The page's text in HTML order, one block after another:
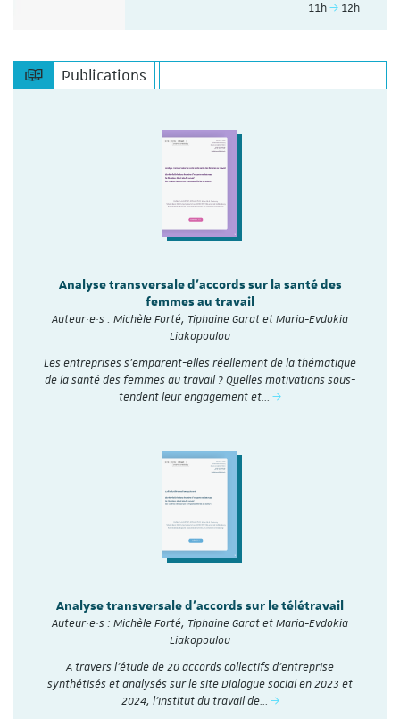
11h
12h
Publications
Analyse transversale d'accords sur la santé des
femmes au travail
Auteur·e·s : Michèle Forté, Tiphaine Garat et Maria-Evdokia
Liakopoulou
Les entreprises s’emparent-elles réellement de la thématique
de la santé des femmes au travail ? Quelles motivations sous-
tendent leur engagement et…
Analyse transversale d'accords sur le télétravail
Auteur·e·s : Michèle Forté, Tiphaine Garat et Maria-Evdokia
Liakopoulou
A travers l’étude de 20 accords collectifs d’entreprise
synthétisés et analysés sur le site Dialogue social en 2023 et
2024, l'Institut du travail de…